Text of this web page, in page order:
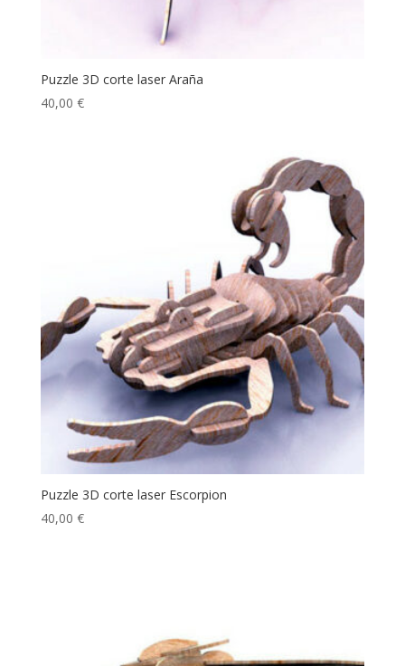
Puzzle 3D corte laser Araña
40,00 €
Puzzle 3D corte laser Escorpion
40,00 €